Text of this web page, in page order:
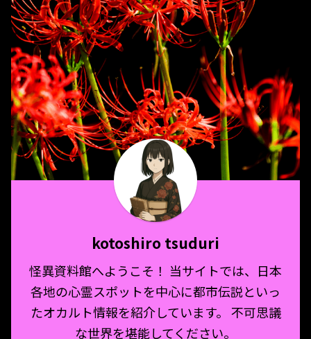
kotoshiro tsuduri
怪異資料館へようこそ！ 当サイトでは、日本
各地の心霊スポットを中心に都市伝説といっ
たオカルト情報を紹介しています。 不可思議
な世界を堪能してください。